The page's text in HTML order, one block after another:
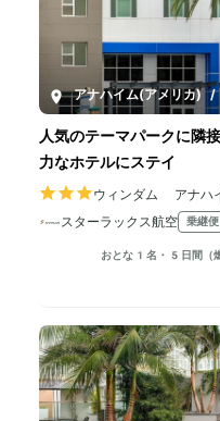
アナハイム(アメリカ) /
人気のテーマパークに隣
力なホテルにステイ
ウィンダム アナハ
スターラックス航空
乗継便
おとな1名・5日間（燃